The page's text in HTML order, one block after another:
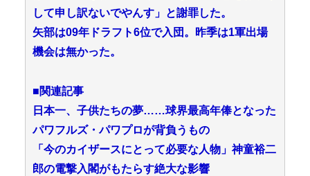
して申し訳ないでやんす」と謝罪した。
矢部は09年ドラフト6位で入団。昨季は1軍出場
機会は無かった。
■関連記事
日本一、子供たちの夢……球界最高年俸となった
パワフルズ・パワプロが背負うもの
「今のカイザースにとって必要な人物」神童裕二
郎の電撃入閣がもたらす絶大な影響